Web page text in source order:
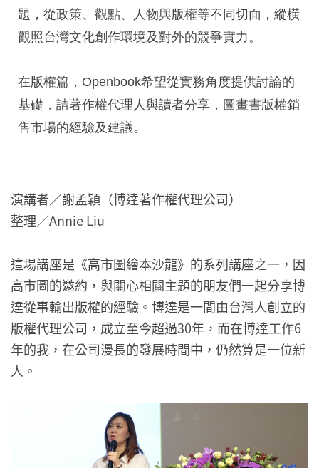
題，從政策、觀點、人物與版權等不同切面，縱橫
觀照台灣文化創作環境及對外的競爭實力。
在版權篇， Openbook希望從實務角度提供討論的
基礎，請著作權代理人與讀者分享，圖畫書版權銷
售市場的經驗及建議。
演講者／謝孟穎（博達著作權代理公司）
整理／Annie Liu
這場講座是《高市圖繪本沙龍》的系列講座之一，因
高市圖的邀約，與關心相關主題的朋友們一起分享博
達從事輸出版權的經驗。博達是一間由台灣人創立的
版權代理公司，成立至今超過30年，而在博達工作6
年的我，在公司漫長的發展時間中，仍然算是一位新
人。